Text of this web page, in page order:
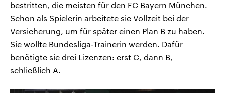
bestritten, die meisten für den FC Bayern München.
Schon als Spielerin arbeitete sie Vollzeit bei der
Versicherung, um für später einen Plan B zu haben.
Sie wollte Bundesliga-Trainerin werden. Dafür
benötigte sie drei Lizenzen: erst C, dann B,
schließlich A.